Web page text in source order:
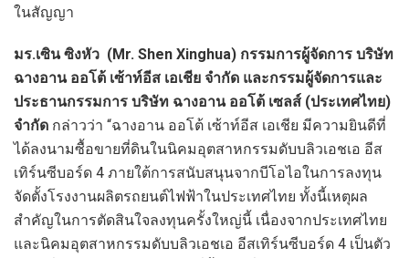
ในสัญญา
มร.เซิน ซิงหัว (Mr. Shen Xinghua) กรรมการผู้จัดการ บริษัท
ฉางอาน ออโต้ เซ้าท์อีส เอเชีย จำกัด และกรรมผู้จัดการและ
ประธานกรรมการ บริษัท ฉางอาน ออโต้ เซลส์ (ประเทศไทย)
จำกัด กล่าวว่า “ฉางอาน ออโต้ เซ้าท์อีส เอเชีย มีความยินดีที่
ได้ลงนามซื้อขายที่ดินในนิคมอุตสาหกรรมดับบลิวเอชเอ อีส
เทิร์นซีบอร์ด 4 ภายใต้การสนับสนุนจากบีโอไอในการลงทุน
จัดตั้งโรงงานผลิตรถยนต์ไฟฟ้าในประเทศไทย ทั้งนี้เหตุผล
สำคัญในการตัดสินใจลงทุนครั้งใหญ่นี้ เนื่องจากประเทศไทย
และนิคมอุตสาหกรรมดับบลิวเอชเอ อีสเทิร์นซีบอร์ด 4 เป็นตัว